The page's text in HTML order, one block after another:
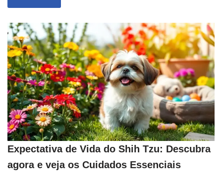
Expectativa de Vida do Shih Tzu: Descubra
agora e veja os Cuidados Essenciais